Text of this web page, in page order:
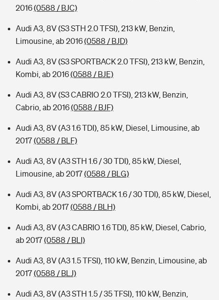
2016(0588 / BJC)
Audi A3, 8V (S3 STH 2.0 TFSI), 213 kW, Benzin,
Limousine, ab 2016(0588 / BJD)
Audi A3, 8V (S3 SPORTBACK 2.0 TFSI), 213 kW, Benzin,
Kombi, ab 2016(0588 / BJE)
Audi A3, 8V (S3 CABRIO 2.0 TFSI), 213 kW, Benzin,
Cabrio, ab 2016(0588 / BJF)
Audi A3, 8V (A3 1.6 TDI), 85 kW, Diesel, Limousine, ab
2017(0588 / BLF)
Audi A3, 8V (A3 STH 1.6 / 30 TDI), 85 kW, Diesel,
Limousine, ab 2017(0588 / BLG)
Audi A3, 8V (A3 SPORTBACK 1.6 / 30 TDI), 85 kW, Diesel,
Kombi, ab 2017(0588 / BLH)
Audi A3, 8V (A3 CABRIO 1.6 TDI), 85 kW, Diesel, Cabrio,
ab 2017(0588 / BLI)
Audi A3, 8V (A3 1.5 TFSI), 110 kW, Benzin, Limousine, ab
2017(0588 / BLJ)
Audi A3, 8V (A3 STH 1.5 / 35 TFSI), 110 kW, Benzin,